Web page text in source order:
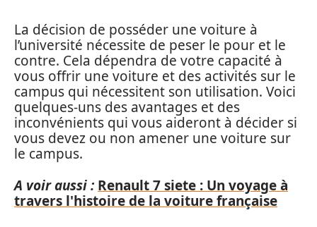
La décision de posséder une voiture à
l’université nécessite de peser le pour et le
contre. Cela dépendra de votre capacité à
vous offrir une voiture et des activités sur le
campus qui nécessitent son utilisation. Voici
quelques-uns des avantages et des
inconvénients qui vous aideront à décider si
vous devez ou non amener une voiture sur
le campus.
A voir aussi : Renault 7 siete : Un voyage à
travers l'histoire de la voiture française